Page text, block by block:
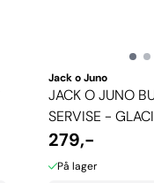
Jack o Juno
JACK O JUNO
SERVISE -
279,-
På lager